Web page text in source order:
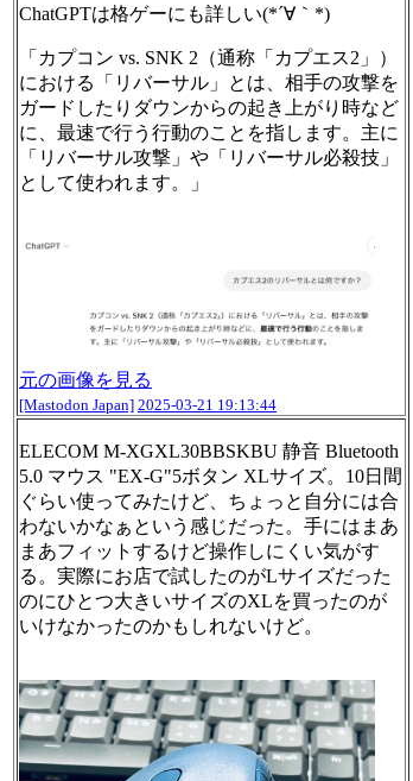
ChatGPTは格ゲーにも詳しい(*´∀｀*)
「カプコン vs. SNK 2（通称「カプエス2」）
における「リバーサル」とは、相手の攻撃を
ガードしたりダウンからの起き上がり時など
に、最速で行う行動のことを指します。主に
「リバーサル攻撃」や「リバーサル必殺技」
として使われます。」
元の画像を見る
[Mastodon Japan] 2025-03-21 19:13:44
ELECOM M-XGXL30BBSKBU 静音 Bluetooth
5.0 マウス "EX-G"5ボタン XLサイズ。10日間
ぐらい使ってみたけど、ちょっと自分には合
わないかなぁという感じだった。手にはまあ
まあフィットするけど操作しにくい気がす
る。実際にお店で試したのがLサイズだった
のにひとつ大きいサイズのXLを買ったのが
いけなかったのかもしれないけど。